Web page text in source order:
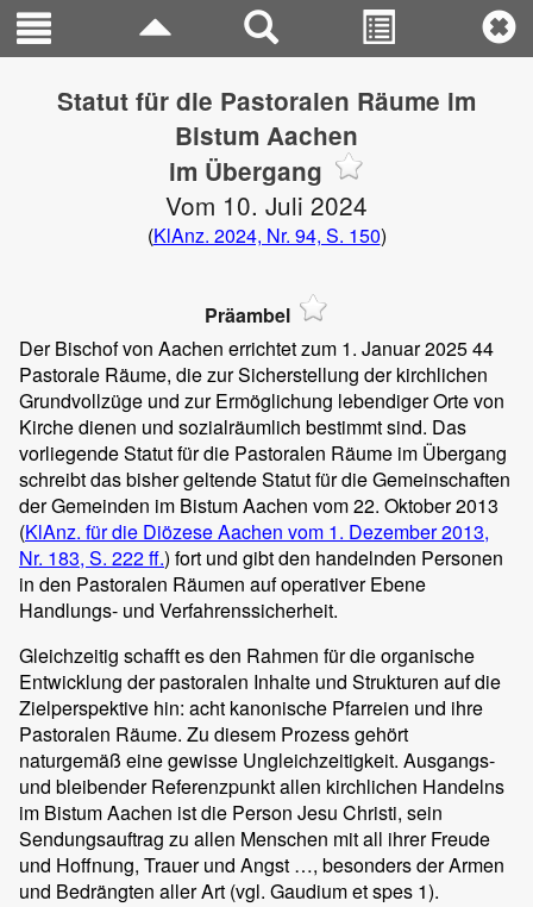
Statut für die Pastoralen Räume im
Bistum Aachen
im Übergang
Vom 10. Juli 2024
(KlAnz. 2024, Nr. 94, S. 150)
Präambel
Der Bischof von Aachen errichtet zum 1. Januar 2025 44
Pastorale Räume, die zur Sicherstellung der kirchlichen
Grundvollzüge und zur Ermöglichung lebendiger Orte von
Kirche dienen und sozialräumlich bestimmt sind. Das
vorliegende Statut für die Pastoralen Räume im Übergang
schreibt das bisher geltende Statut für die Gemeinschaften
der Gemeinden im Bistum Aachen vom 22. Oktober 2013
(KlAnz. für die Diözese Aachen vom 1. Dezember 2013,
Nr. 183, S. 222 ff.) fort und gibt den handelnden Personen
in den Pastoralen Räumen auf operativer Ebene
Handlungs- und Verfahrenssicherheit.
Gleichzeitig schafft es den Rahmen für die organische
Entwicklung der pastoralen Inhalte und Strukturen auf die
Zielperspektive hin: acht kanonische Pfarreien und ihre
Pastoralen Räume. Zu diesem Prozess gehört
naturgemäß eine gewisse Ungleichzeitigkeit. Ausgangs-
und bleibender Referenzpunkt allen kirchlichen Handelns
im Bistum Aachen ist die Person Jesu Christi, sein
Sendungsauftrag zu allen Menschen mit all ihrer Freude
und Hoffnung, Trauer und Angst …, besonders der Armen
und Bedrängten aller Art (vgl. Gaudium et spes 1).